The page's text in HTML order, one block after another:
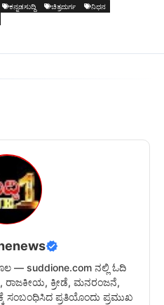
ಕನ್ನಡಸುದ್ದಿ ಚಿತ್ರದುರ್ಗ
ನಿಧನ
— suddione.com ನಲ್ಲಿ ಓದಿ
ರಾಜಕೀಯ, ಕ್ರೀಡೆ, ಮನರಂಜನೆ,
ಸಂಬಂಧಿಸಿದ ಪ್ರತಿಯೊಂದು ಪ್ರಮುಖ